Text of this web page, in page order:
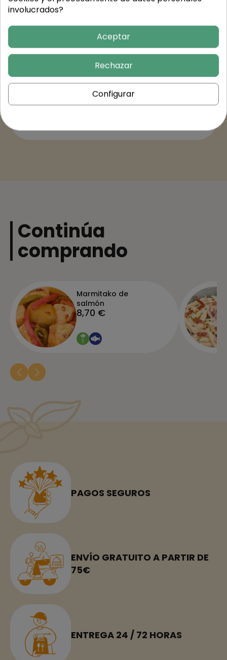
Detalles del producto
Valores nutricionales
Continúa
comprando
Marmitako de
salmón
8,70 €
PAGOS SEGUROS
ENVÍO GRATUITO A PARTIR DE
75€
ENTREGA 24 / 72 HORAS
involucrados?
Aceptar
Rechazar
Configurar